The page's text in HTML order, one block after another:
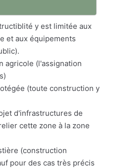
y est limitée aux
et aux équipements
agricole (l'assignation
(toute construction y
d'infrastructures de
cette zone à la zone
(construction
pour des cas très précis